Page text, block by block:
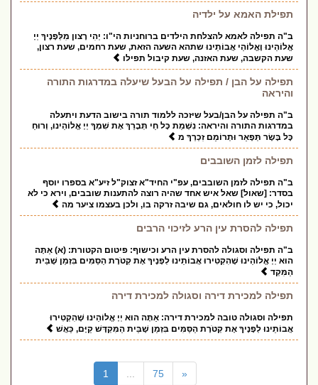
תפילת האמא על ילדיה
ב"ה תפילה לאמא להצלחת הילדים ברוחניות הי"ו: יְהִי רָצון מִלְּפָנֶיךָ יְיָ
אֱלוֹהֵינוּ וֶאֱלוֹהַי אֲבוֹתֵינוּ שתהא השעה הזאת, שעת רחמים, שעת רצון,
שעת הקשבה, שעת האזנה, שעת קיבול תפילו
תפילה על הבן / תפילה על הבעל שיעלה במדרגות התורה
והיראה
ב"ה תפילה על הבן/בעל שיזכה ללמוד תורה בישוב הדעת ויתעלה
במדרגות התורה והיראה: נִשְׁמַת כָּל חַי תְּבָרֵךְ אֶת שִׁמְךָ יְיָ אֱלוֹהֵינוּ, וְרוּחַ
כָּל בָּשָׂר תְּפָאֵר וּתְרוֹמֵם זִכְרְךָ מ
תפילה לזמן השובבים
ב"ה תפילה לזמן השובבים, עפ"י החיד"א זצוק"ל זיע"א בספרו יוסף
בסדר: [שאול] שאל איש אחד שהיה רוצה להתענות שובבים, וירא כי לא
יכול, כי יש לו חולאים, גם שיבה זרקה בו, ולכן בעצמו ציער מה
תפילה להסרת עין הרע לזיכוי הרבים
ב"ה תפילה וסגולה להסרת עין הרע וכישוף: פיטום הקטורת: (א) אַתָּה
הוּא יְיָ אֱלוֹהֵינוּ שֶׁהִקְטִירוּ אֲבוֹתֵינוּ לְפָנֶיךָ אֶת קְטֹרֶת הַסַּמִּים בִּזְמַן שֶׁבֵּית
הַמִּקְד
תפילה למכירת דירה וסגולה למכירת דירה
תפילה וסגולה טובה למכירת דירה: אַתָּה הוּא יְיָ אֱלוֹהֵינוּ שֶׁהִקְטִירוּ
אֲבוֹתֵינוּ לְפָנֶיךָ אֶת קְטֹרֶת הַסַּמִּים בִּזְמַן שֶׁבֵּית הַמִּקְדָּשׁ קַיָּם, כַּאֲשׁ
1 75 «